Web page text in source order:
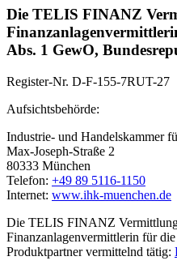
Die TELIS FINANZ
Abs. 1 GewO,
Register-Nr. D-F-155-7RUT-27
Aufsichtsbehörde:
Industrie- und Handelskammer
Max-Joseph-Straße 2
80333 München
Telefon: +49 89 5116-1150
Internet: www.ihk-muenchen.de
Die TELIS FINANZ
Finanzanlagenvermittlerin für
Produktpartner vermittelnd tätig: